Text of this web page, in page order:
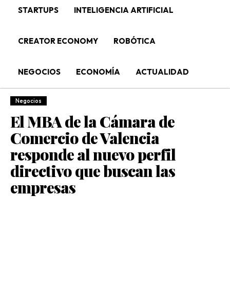
STARTUPS INTELIGENCIA ARTIFICIAL
CREATOR ECONOMY ROBÓTICA
NEGOCIOS ECONOMÍA ACTUALIDAD
Negocios
El MBA de la Cámara de
Comercio de Valencia
responde al nuevo perfil
directivo que buscan las
empresas